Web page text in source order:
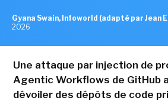
Gyana Swain, Infoworld (adapté par Jean
2026
Une attaque par injection de
Agentic Workflows de GitHub
dévoiler des dépôts de code